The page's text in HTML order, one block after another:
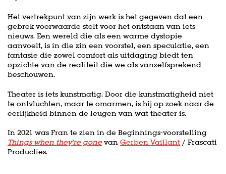
Het vertrekpunt van zijn werk is het gegeven dat een
gebrek voorwaarde stelt voor het ontstaan van iets
nieuws. Een wereld die als een warme dystopie
aanvoelt, is in die zin een voorstel, een speculatie, een
fantasie die zowel comfort als uitdaging biedt ten
opzichte van de realiteit die we als vanzelfsprekend
beschouwen.
Theater is iets kunstmatig. Door die kunstmatigheid niet
te ontvluchten, maar te omarmen, is hij op zoek naar de
eerlijkheid binnen de leugen van wat theater is.
In 2021 was Fran te zien in de Beginnings-voorstelling
Things when they’re gonevan Gerben Vaillant / Frascati
Producties.
Inzoomen